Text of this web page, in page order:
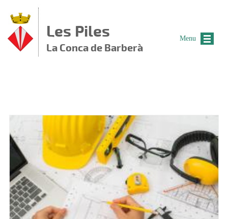
Les Piles
La Conca de Barberà
Menu